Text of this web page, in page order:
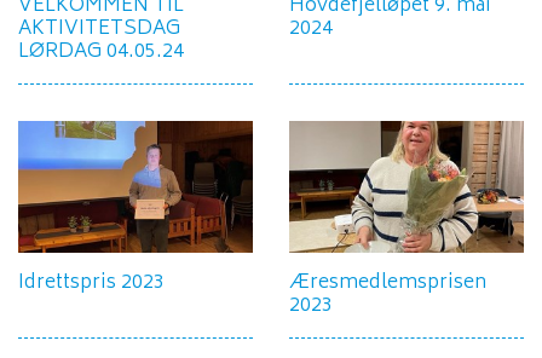
AKTIVITETSDAG
LØRDAG 04.05.24
2024
Idrettspris 2023 Æresmedlemsprisen
2023